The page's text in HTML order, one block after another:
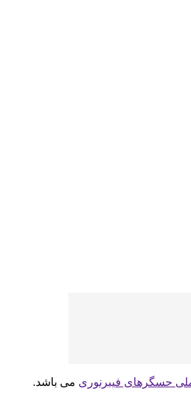
حسگرهای فیبرنوری می باشد.